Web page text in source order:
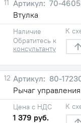
11
70-
Втулка
Наличие
Обратитесь к
консультанту
К
12
80-
Рычаг
Цена с НДС
1 379 руб.
К